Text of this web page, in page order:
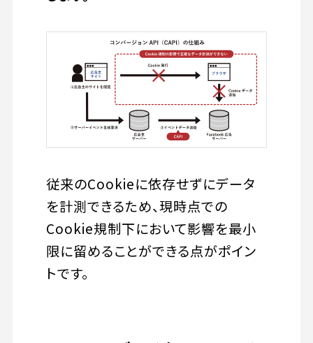
従来のCookieに依存せずにデータ
を計測できるため、現時点での
Cookie規制下において影響を最小
限に留めることができる点がポイン
トです。